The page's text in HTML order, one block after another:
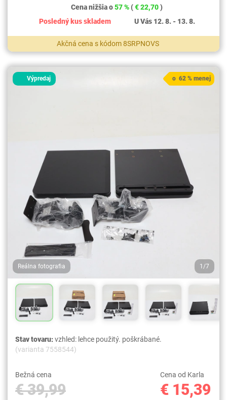
Cena nižšia o57 % (€ 22,70)
Posledný kus skladem
U Vás 12. 8. - 13. 8.
Akčná cena s kódom 8SRPNOVS
Výpredaj
Reálna fotografia 1/7
o 62 % menej
Stav tovaru:vzhled: lehce použitý. poškrábané.
(varianta 7558544)
Bežná cena
€ 39,99
Cena od Karla
€ 15,39